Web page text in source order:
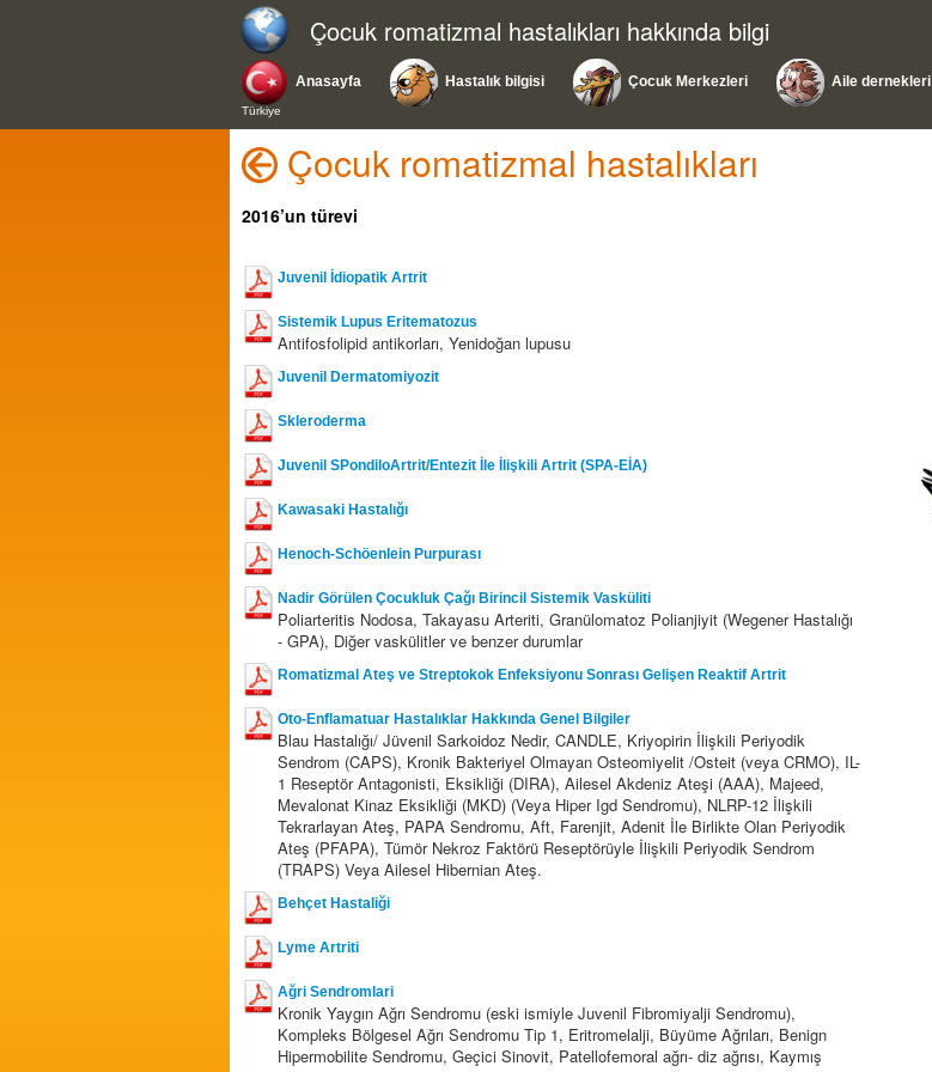
Çocuk romatizmal hastalıkları hakkında bilgi
Anasayfa
Türkiye
Hastalık bilgisi Çocuk Merkezleri Aile dernekleri
Çocuk romatizmal hastalıkları
2016’un türevi
Juvenil İdiopatik Artrit
Sistemik Lupus Eritematozus
Antifosfolipid antikorları, Yenidoğan lupusu
Juvenil Dermatomiyozit
Skleroderma
Juvenil SPondiloArtrit/Entezit İle İlişkili Artrit (SPA-EİA)
Kawasaki Hastalığı
Henoch-Schöenlein Purpurası
Nadir Görülen Çocukluk Çağı Birincil Sistemik Vasküliti
Poliarteritis Nodosa, Takayasu Arteriti, Granülomatoz Polianjiyit (Wegener Hastalığı
- GPA), Diğer vaskülitler ve benzer durumlar
Romatizmal Ateş ve Streptokok Enfeksiyonu Sonrası Gelişen Reaktif Artrit
Oto-Enflamatuar Hastalıklar Hakkında Genel Bilgiler
Blau Hastalığı/ Jüvenil Sarkoidoz Nedir, CANDLE, Kriyopirin İlişkili Periyodik
Sendrom (CAPS), Kronik Bakteriyel Olmayan Osteomiyelit /Osteit (veya CRMO), IL-
1 Reseptör Antagonisti, Eksikliği (DIRA), Ailesel Akdeniz Ateşi (AAA), Majeed,
Mevalonat Kinaz Eksikliği (MKD) (Veya Hiper Igd Sendromu), NLRP-12 İlişkili
Tekrarlayan Ateş, PAPA Sendromu, Aft, Farenjit, Adenit İle Birlikte Olan Periyodik
Ateş (PFAPA), Tümör Nekroz Faktörü Reseptörüyle İlişkili Periyodik Sendrom
(TRAPS) Veya Ailesel Hibernian Ateş.
Behçet Hastaliği
Lyme Artriti
Ağri Sendromlari
Kronik Yaygın Ağrı Sendromu (eski ismiyle Juvenil Fibromiyalji Sendromu),
Kompleks Bölgesel Ağrı Sendromu Tip 1, Eritromelalji, Büyüme Ağrıları, Benign
Hipermobilite Sendromu, Geçici Sinovit, Patellofemoral ağrı- diz ağrısı, Kaymış